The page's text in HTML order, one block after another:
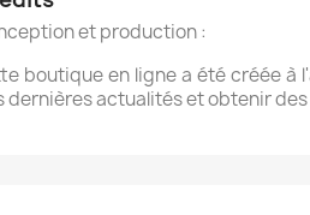
et production :
boutique en ligne a été créée à
dernières actualités et obtenir